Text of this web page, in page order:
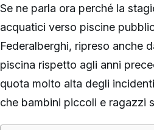
Se ne parla ora perché la
acquatici verso piscine
Federalberghi, ripreso anche
piscina rispetto agli anni
quota molto alta degli
che bambini piccoli e ragazzi